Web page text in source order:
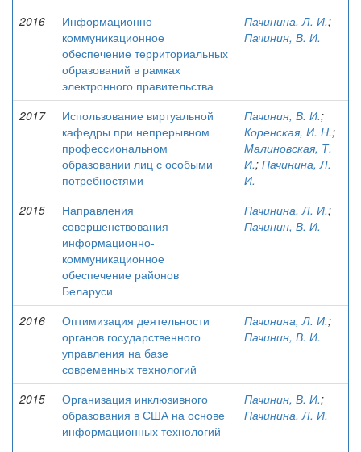
2016
Информационно-
коммуникационное
обеспечение территориальных
образований в рамках
электронного правительства
Пачинина, Л. И.;
Пачинин, В. И.
2017
Использование виртуальной
кафедры при непрерывном
профессиональном
образовании лиц с особыми
потребностями
Пачинин, В. И.;
Коренская, И. Н.;
Малиновская, Т.
И.; Пачинина, Л.
И.
2015
Направления
совершенствования
информационно-
коммуникационное
обеспечение районов
Беларуси
Пачинина, Л. И.;
Пачинин, В. И.
2016
Оптимизация деятельности
органов государственного
управления на базе
современных технологий
Пачинина, Л. И.;
Пачинин, В. И.
2015
Организация инклюзивного
образования в США на основе
информационных технологий
Пачинин, В. И.;
Пачинина, Л. И.